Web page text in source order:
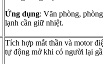
Ứng dụng: Văn phòng, phòng
lạnh cần giữ nhiệt.
Tích hợp mắt thần và motor
tự động mở khi có người lại